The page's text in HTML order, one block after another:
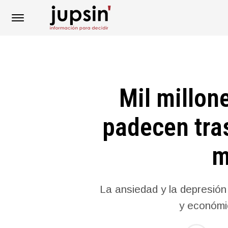
Mil
padecen
La ansiedad y la
y